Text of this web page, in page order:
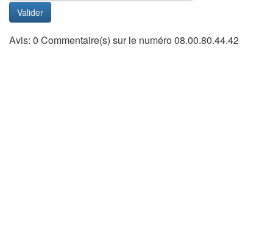
Valider
Avis: 0 Commentaire(s) sur le numéro 08.00.80.44.42